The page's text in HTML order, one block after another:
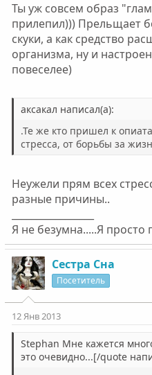
Ты уж совсем образ
прилепил))) Прельщает
скуки, а как средство
организма, ну и
повеселее)
аксакал написал(а):
.Те же кто пришел к
стресса, от борьбы за
Неужели прям всех
разные причины..
Я не безумна.....Я просто
Сестра Сна
Посетитель
12 Янв 2013
Stephan Мне кажется
это очевидно...[/quote